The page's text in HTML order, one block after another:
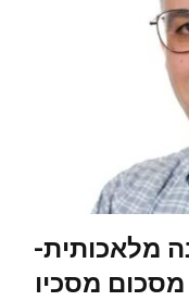
מלאכותית-
מסכום מסכיו